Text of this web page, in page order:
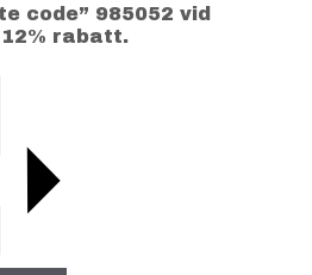
code” 985052 vid
rabatt.